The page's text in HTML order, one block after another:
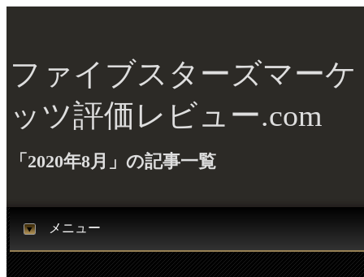
ファイブスターズマーケ
ッツ評価レビュー.com
「2020年8月」の記事一覧
メニュー